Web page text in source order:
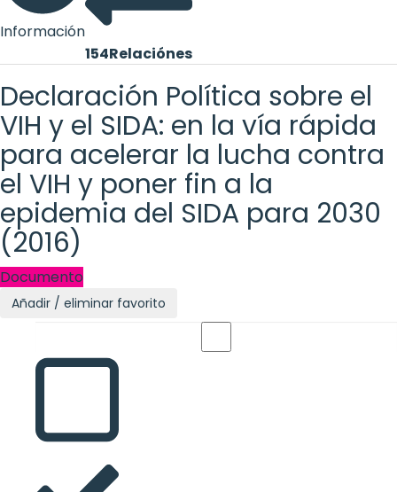
Información
154Relaciónes
Declaración Política sobre el
VIH y el SIDA: en la vía rápida
para acelerar la lucha contra
el VIH y poner fin a la
epidemia del SIDA para 2030
(2016)
Documento
Añadir / eliminar favorito